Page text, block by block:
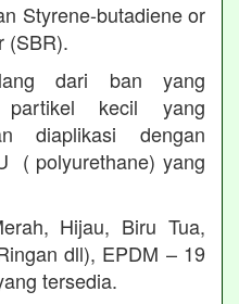
Styrene-butadiene or
(SBR).
dari ban yang
partikel kecil yang
diaplikasi dengan
( polyurethane) yang
Hijau, Biru Tua,
dll), EPDM – 19
tersedia.